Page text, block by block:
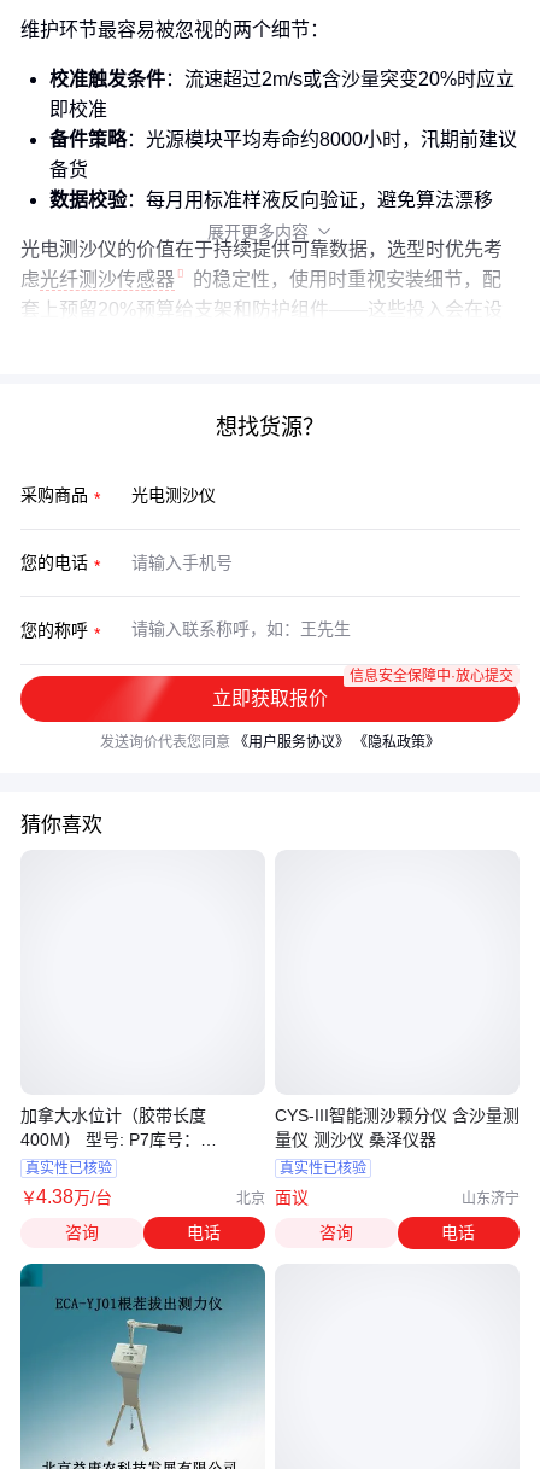
维护环节最容易被忽视的两个细节：
校准触发条件：流速超过2m/s或含沙量突变20%时应立
即校准
备件策略：光源模块平均寿命约8000小时，汛期前建议
备货
数据校验：每月用标准样液反向验证，避免算法漂移
光电测沙仪的价值在于持续提供可靠数据，选型时优先考
虑光纤测沙传感器
的稳定性，使用时重视安装细节，配
套上预留20%预算给支架和防护组件——这些投入会在设
展开更多内容 
想找货源？
采购商品
您的电话
您的称呼
立即获取报价
信息安全保障中·放心提交
发送询价代表您同意 《用户服务协议》 《隐私政策》
猜你喜欢
加拿大水位计（胶带长度
400M） 型号: P7库号：
M411199
真实性已核验
￥4.38万/台 北京
咨询 电话
CYS-III智能测沙颗分仪 含沙量测
量仪 测沙仪 桑泽仪器
真实性已核验
面议 山东济宁
咨询 电话